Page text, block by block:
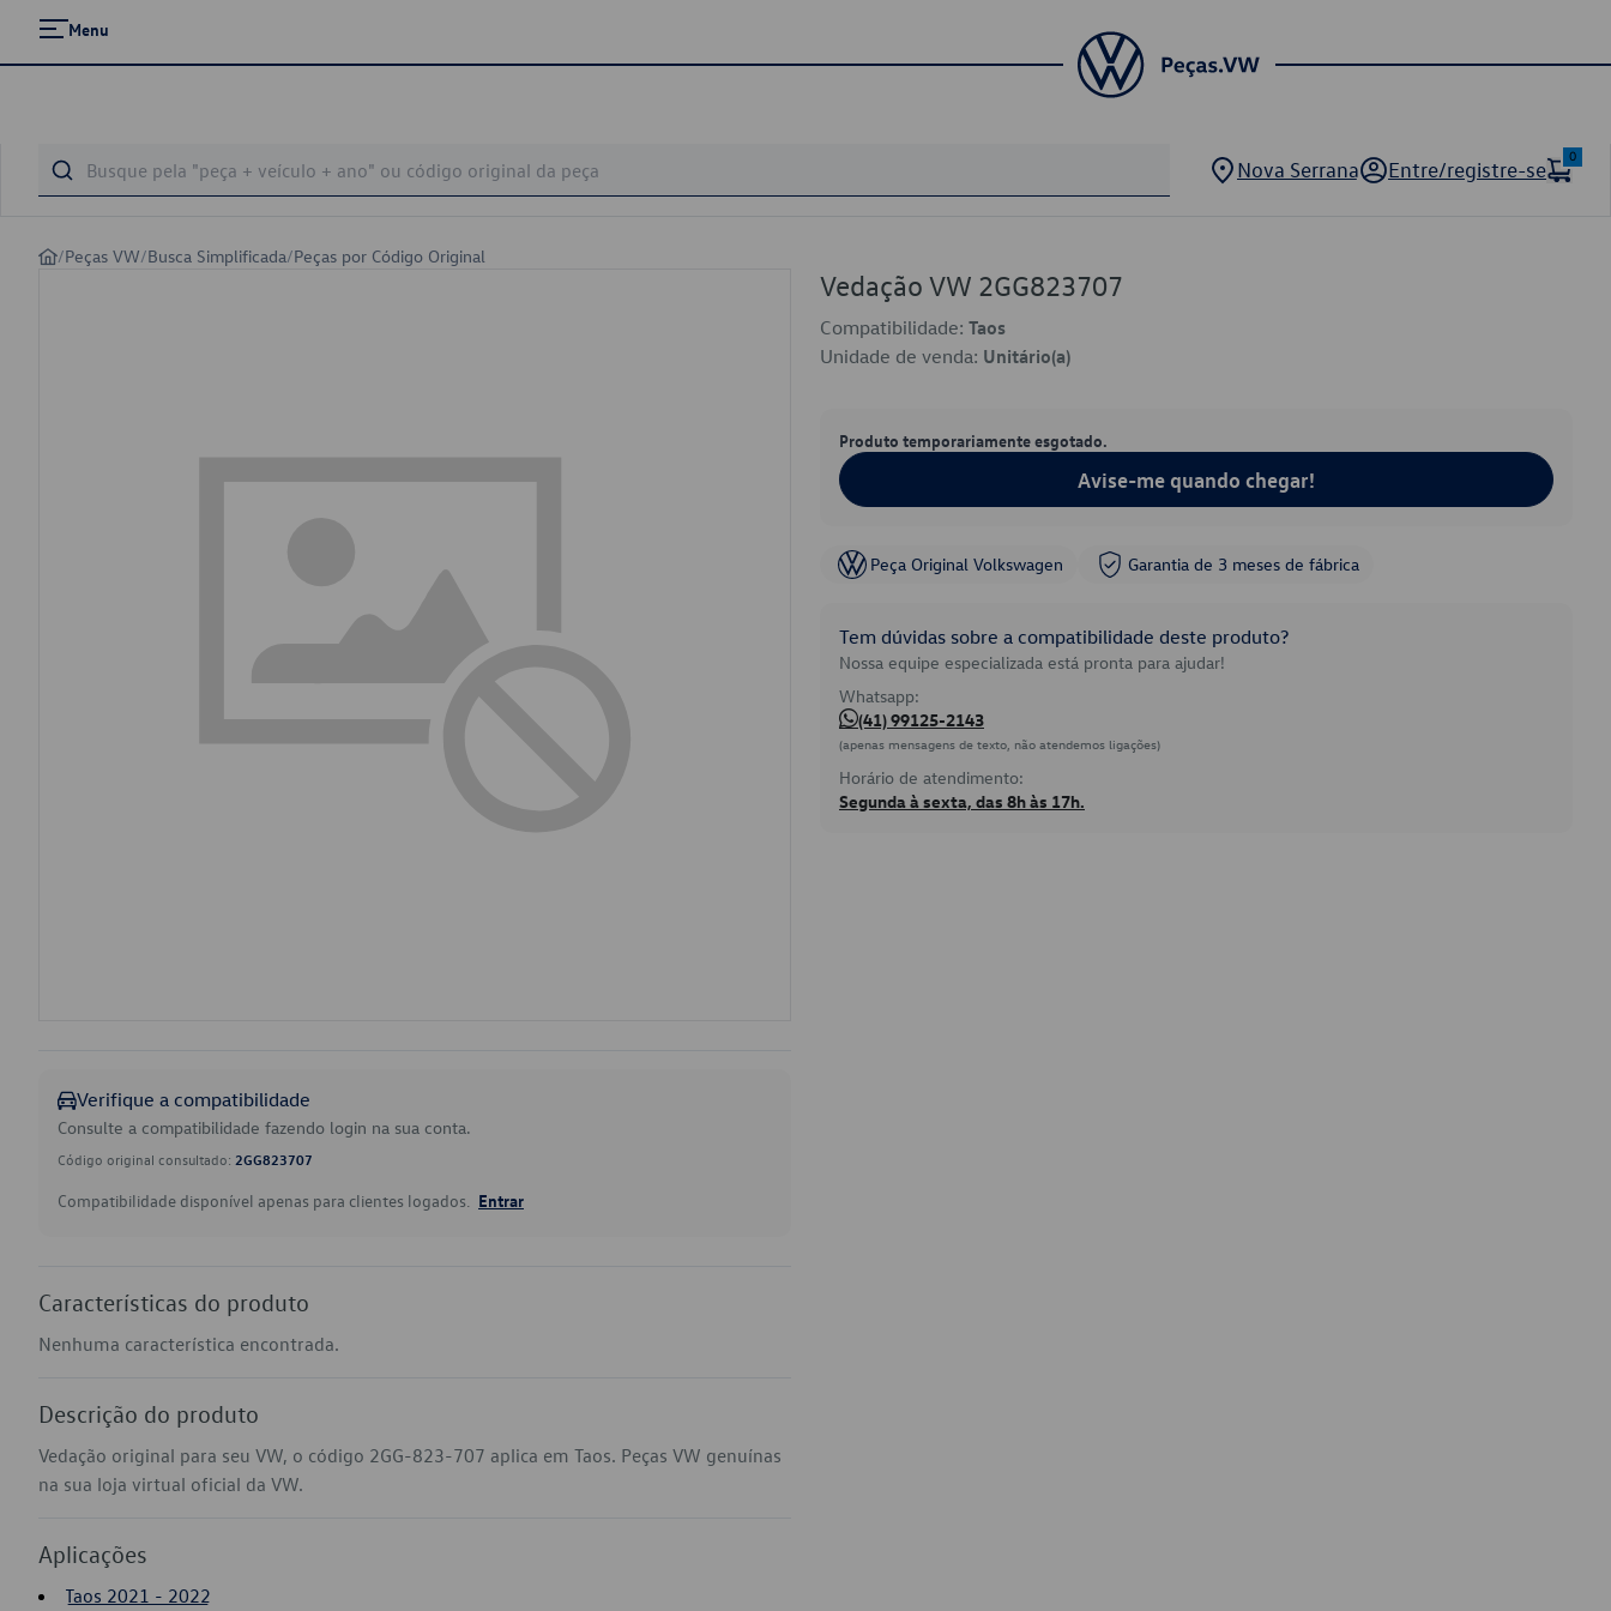
Menu
Nova Serrana Entre/registre-se
0
/Peças VW/Busca Simplificada/Peças por Código Original
Verifique a compatibilidade
Consulte a compatibilidade fazendo login na sua conta.
Código original consultado: 2GG823707
Compatibilidade disponível apenas para clientes logados. Entrar
Características do produto
Nenhuma característica encontrada.
Descrição do produto
Vedação original para seu VW, o código 2GG-823-707 aplica em Taos. Peças VW genuínas
na sua loja virtual oficial da VW.
Aplicações
Taos 2021 - 2022
Vedação VW 2GG823707
Compatibilidade: Taos
Unidade de venda: Unitário(a)
Produto temporariamente esgotado.
Avise-me quando chegar!
Peça Original Volkswagen Garantia de 3 meses de fábrica
Tem dúvidas sobre a compatibilidade deste produto?
Nossa equipe especializada está pronta para ajudar!
Whatsapp:
(41) 99125-2143
(apenas mensagens de texto, não atendemos ligações)
Horário de atendimento:
Segunda à sexta, das 8h às 17h.